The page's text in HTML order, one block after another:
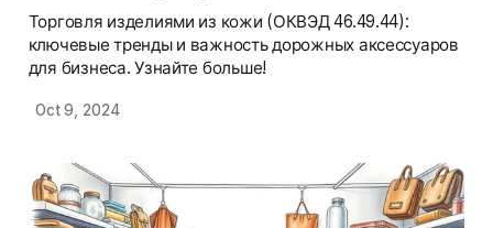
Торговля изделиями из кожи (ОКВЭД 46.49.44):
ключевые тренды и важность дорожных аксессуаров
для бизнеса. Узнайте больше!
Oct 9, 2024